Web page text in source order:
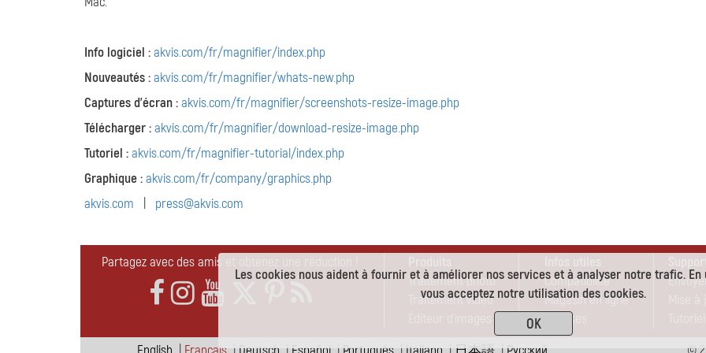
Les cookies nous aident à fournir et à améliorer nos services et à analyser notre trafic.
vous acceptez notre utilisation des cookies.
OK
Info logiciel :akvis.com/fr/magnifier/index.php
Nouveautés :akvis.com/fr/magnifier/whats-new.php
Captures d'écran :akvis.com/fr/magnifier/screenshots-resize-image.php
Télécharger :akvis.com/fr/magnifier/download-resize-image.php
Tutoriel :akvis.com/fr/magnifier-tutorial/index.php
Graphique :akvis.com/fr/company/graphics.php
akvis.com
press@akvis.com
Partagez avec des amis et obtenez une réduction !
Traitement photo
Traitement vidéo
Compatibilité
Magasin en ligne
Remises